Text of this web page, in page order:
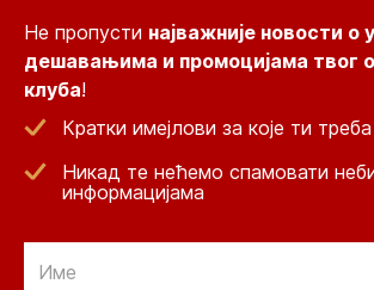
Не пропусти најважније новости о
дешавањима и промоцијама твог
клуба!
Кратки имејлови за које ти
Никад те нећемо спамовати
информацијама